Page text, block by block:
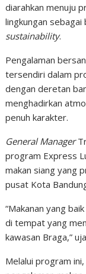
diarahkan menuju
lingkungan
sustainability.
Pengalaman
tersendiri dalam
dengan deretan
menghadirkan
penuh karakter.
General Manager
program Express
makan siang yang
pusat Kota
“Makanan yang
di tempat yang
kawasan Braga,”
Melalui program